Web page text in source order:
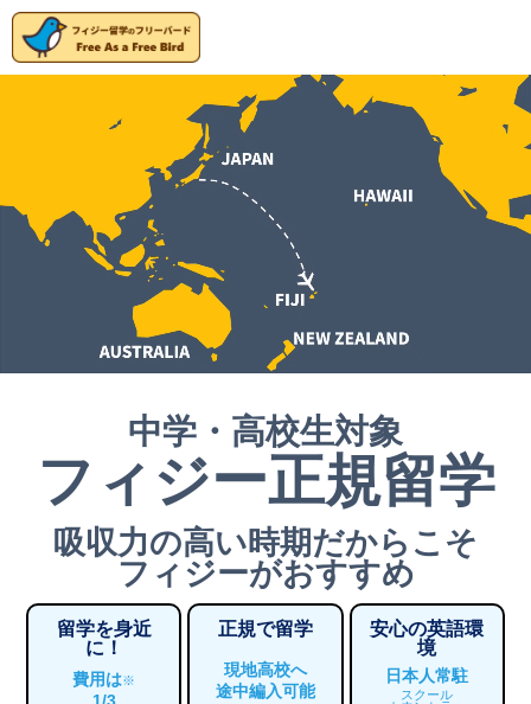
中学・高校生対象
フィジー正規留学
吸収力の高い時期だからこそ
フィジーがおすすめ
留学を身近
に！
費用は※
正規で留学
現地高校へ
途中編入可能
安心の英語環
境
日本人常駐
スクール